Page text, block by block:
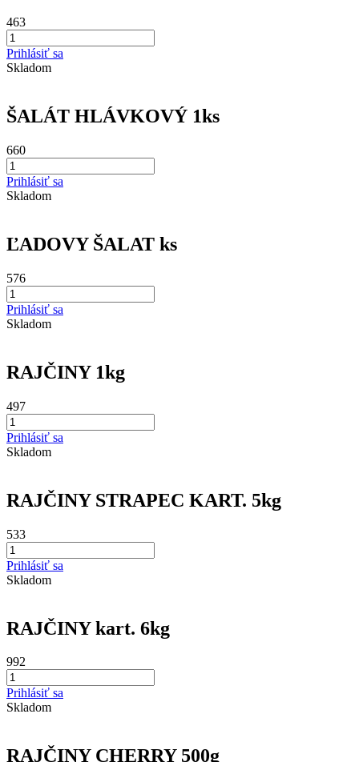
463
Prihlásiť sa
Skladom
ŠALÁT HLÁVKOVÝ 1ks
660
Prihlásiť sa
Skladom
ĽADOVY ŠALAT ks
576
Prihlásiť sa
Skladom
RAJČINY 1kg
497
Prihlásiť sa
Skladom
RAJČINY STRAPEC KART. 5kg
533
Prihlásiť sa
Skladom
RAJČINY kart. 6kg
992
Prihlásiť sa
Skladom
RAJČINY CHERRY 500g